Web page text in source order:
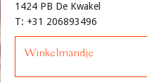
1424 PB De Kwakel
T: +31 206893496
Winkelmandje